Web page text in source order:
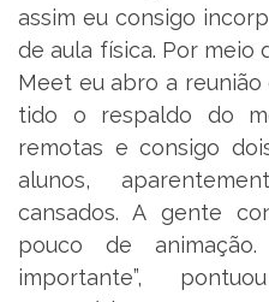
assim eu consigo
de aula física. Por meio
Meet eu abro a
tido o respaldo do
remotas e consigo
alunos,
cansados. A gente
pouco de
importante”,